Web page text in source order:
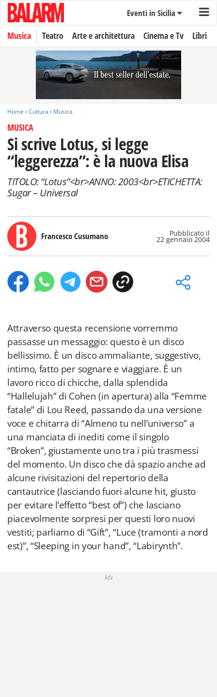
Eventi in Sicilia
Musica Teatro Arte e architettura Cinema e Tv Libri
Home › Cultura › Musica
MUSICA
Si scrive Lotus, si legge
“leggerezza”: è la nuova Elisa
TITOLO: “Lotus”<br>ANNO: 2003<br>ETICHETTA:
Sugar – Universal
Francesco Cusumano Pubblicato il
22 gennaio 2004
Attraverso questa recensione vorremmo
passasse un messaggio: questo è un disco
bellissimo. È un disco ammaliante, suggestivo,
intimo, fatto per sognare e viaggiare. È un
lavoro ricco di chicche, dalla splendida
“Hallelujah” di Cohen (in apertura) alla “Femme
fatale” di Lou Reed, passando da una versione
voce e chitarra di “Almeno tu nell’universo” a
una manciata di inediti come il singolo
“Broken”, giustamente uno tra i più trasmessi
del momento. Un disco che dà spazio anche ad
alcune rivisitazioni del repertorio della
cantautrice (lasciando fuori alcune hit, giusto
per evitare l’effetto “best of”) che lasciano
piacevolmente sorpresi per questi loro nuovi
vestiti; parliamo di “Gift”, “Luce (tramonti a nord
est)”, “Sleeping in your hand”, “Labirynth”.
Adv